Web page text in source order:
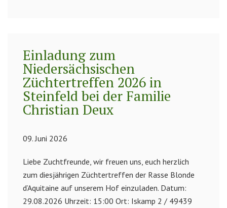
Einladung zum
Niedersächsischen
Züchtertreffen 2026 in
Steinfeld bei der Familie
Christian Deux
09. Juni 2026
Liebe Zuchtfreunde, wir freuen uns, euch herzlich
zum diesjährigen Züchtertreffen der Rasse Blonde
d’Aquitaine auf unserem Hof einzuladen. Datum:
29.08.2026 Uhrzeit: 15:00 Ort: Iskamp 2 / 49439